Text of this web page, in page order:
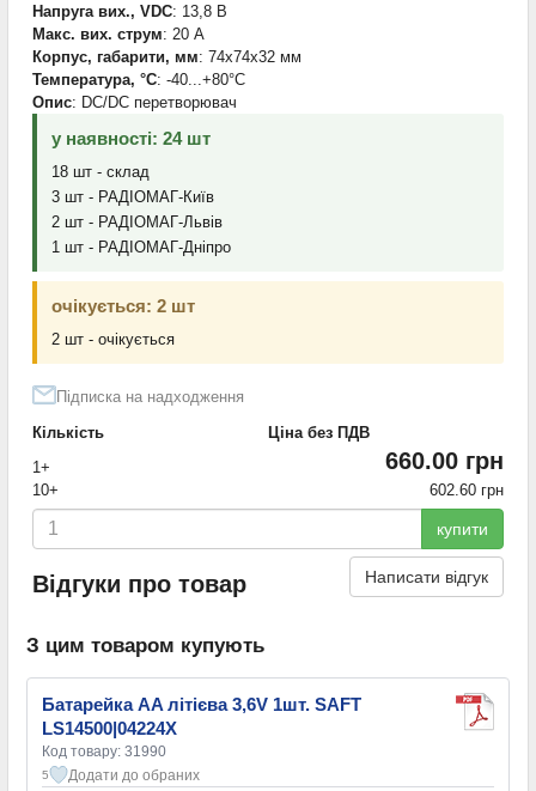
Напруга вих., VDC: 13,8 В
Макс. вих. струм: 20 А
Корпус, габарити, мм: 74x74x32 мм
Температура, °С: -40...+80°С
Опис: DC/DC перетворювач
у наявності: 24 шт
18 шт - склад
3 шт - РАДІОМАГ-Київ
2 шт - РАДІОМАГ-Львів
1 шт - РАДІОМАГ-Дніпро
очікується: 2 шт
2 шт - очікується
Підписка на надходження
Кількість
Ціна без ПДВ
1+
660.00 грн
10+ 602.60 грн
купити
Відгуки про товар Написати відгук
З цим товаром купують
Батарейка AA літієва 3,6V 1шт. SAFT
LS14500|04224X
Код товару: 31990
5 Додати до обраних